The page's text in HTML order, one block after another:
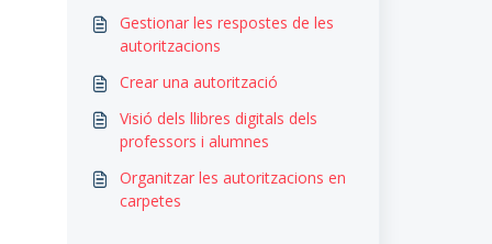
Gestionar les respostes de les
autoritzacions
Crear una autorització
Visió dels llibres digitals dels
professors i alumnes
Organitzar les autoritzacions en
carpetes